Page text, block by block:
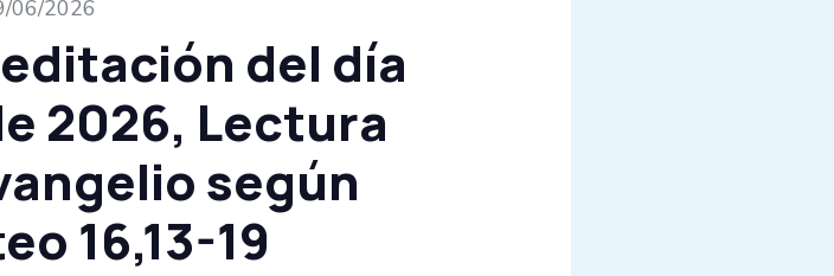
06/2026
del día
2026, Lectura
según
16,13-19